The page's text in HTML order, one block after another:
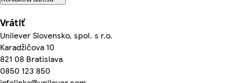
Vrátiť
Unilever Slovensko, spol. s r.o.
Karadžičova 10
821 08 Bratislava
0850 123 850